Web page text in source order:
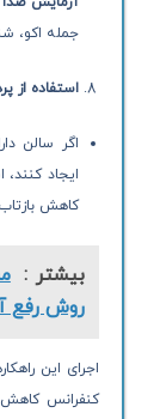
جمله اکو،
استفاده از
اگر سالن
ایجاد کنند،
کاهش
بیشتر :
روش رفع
اجرای این
کنفرانس